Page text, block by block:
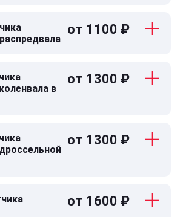
от 1100 ₽
в
от 1300 ₽
от 1300 ₽
от 1600 ₽